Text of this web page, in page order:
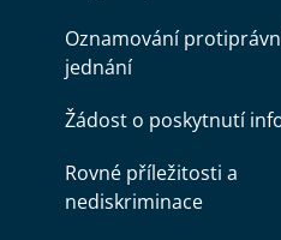
Oznamování
jednání
Žádost o poskytnutí
Rovné příležitosti a
nediskriminace